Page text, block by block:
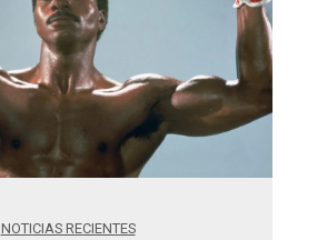
NOTICIAS RECIENTES